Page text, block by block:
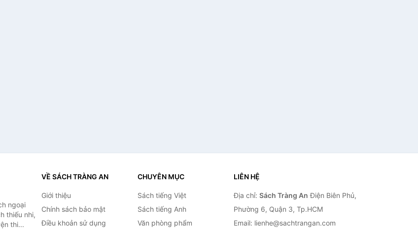
ngoại
thiếu nhi,
thi...
VỀ SÁCH TRÀNG AN
Giới thiệu
Chính sách bảo mật
Điều khoản sử dụng
CHUYÊN MỤC
Sách tiếng Việt
Sách tiếng Anh
Văn phòng phẩm
LIÊN HỆ
Địa chỉ: Sách Tràng An Điện Biên Phủ,
Phường 6, Quận 3, Tp.HCM
Email: lienhe@sachtrangan.com